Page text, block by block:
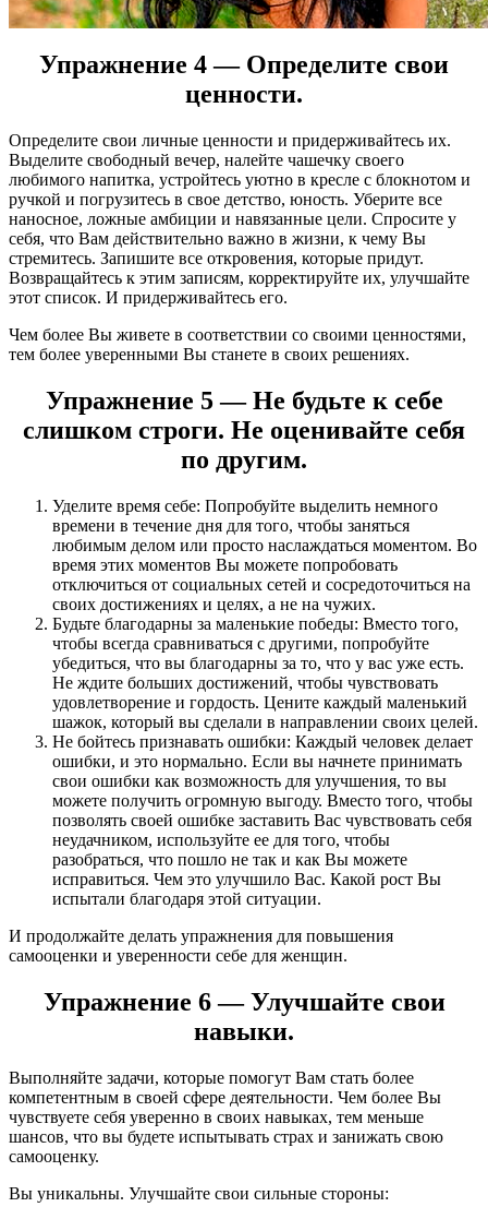
Упражнение 4 — Определите свои
ценности.
Определите свои личные ценности и придерживайтесь их.
Выделите свободный вечер, налейте чашечку своего
любимого напитка, устройтесь уютно в кресле с блокнотом и
ручкой и погрузитесь в свое детство, юность. Уберите все
наносное, ложные амбиции и навязанные цели. Спросите у
себя, что Вам действительно важно в жизни, к чему Вы
стремитесь. Запишите все откровения, которые придут.
Возвращайтесь к этим записям, корректируйте их, улучшайте
этот список. И придерживайтесь его.
Чем более Вы живете в соответствии со своими ценностями,
тем более уверенными Вы станете в своих решениях.
Упражнение 5 — Не будьте к себе
слишком строги. Не оценивайте себя
по другим.
Уделите время себе: Попробуйте выделить немного
времени в течение дня для того, чтобы заняться
любимым делом или просто наслаждаться моментом. Во
время этих моментов Вы можете попробовать
отключиться от социальных сетей и сосредоточиться на
своих достижениях и целях, а не на чужих.
Будьте благодарны за маленькие победы: Вместо того,
чтобы всегда сравниваться с другими, попробуйте
убедиться, что вы благодарны за то, что у вас уже есть.
Не ждите больших достижений, чтобы чувствовать
удовлетворение и гордость. Цените каждый маленький
шажок, который вы сделали в направлении своих целей.
Не бойтесь признавать ошибки: Каждый человек делает
ошибки, и это нормально. Если вы начнете принимать
свои ошибки как возможность для улучшения, то вы
можете получить огромную выгоду. Вместо того, чтобы
позволять своей ошибке заставить Вас чувствовать себя
неудачником, используйте ее для того, чтобы
разобраться, что пошло не так и как Вы можете
исправиться. Чем это улучшило Вас. Какой рост Вы
испытали благодаря этой ситуации.
И продолжайте делать упражнения для повышения
самооценки и уверенности себе для женщин.
Упражнение 6 — Улучшайте свои
навыки.
Выполняйте задачи, которые помогут Вам стать более
компетентным в своей сфере деятельности. Чем более Вы
чувствуете себя уверенно в своих навыках, тем меньше
шансов, что вы будете испытывать страх и занижать свою
самооценку.
Вы уникальны. Улучшайте свои сильные стороны: